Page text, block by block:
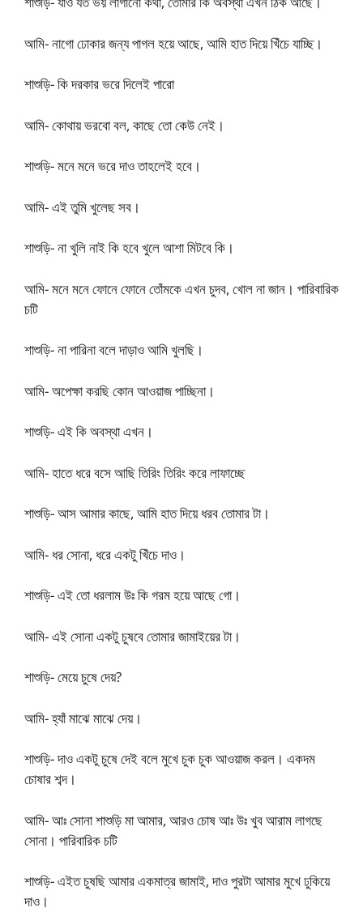
আমি- নাগো ঢোকার জন্য পাগল হয়ে আছে, আমি হাত দিয়ে খিঁচে যাচ্ছি।
শাশুড়ি- কি দরকার ভরে দিলেই পারো
আমি- কোথায় ভরবো বল, কাছে তো কেউ নেই।
শাশুড়ি- মনে মনে ভরে দাও তাহলেই হবে।
আমি- এই তুমি খুলেছ সব।
শাশুড়ি- না খুলি নাই কি হবে খুলে আশা মিটবে কি।
আমি- মনে মনে ফোনে ফোনে তোঁমকে এখন চুদব, খোল না জান। পারিবারিক
চটি
শাশুড়ি- না পারিনা বলে দাড়াও আমি খুলছি।
আমি- অপেক্ষা করছি কোন আওয়াজ পাচ্ছিনা।
শাশুড়ি- এই কি অবস্থা এখন।
আমি- হাতে ধরে বসে আছি তিরিং তিরিং করে লাফাচ্ছে
শাশুড়ি- আস আমার কাছে, আমি হাত দিয়ে ধরব তোমার টা।
আমি- ধর সোনা, ধরে একটু খিঁচে দাও।
শাশুড়ি- এই তো ধরলাম উঃ কি গরম হয়ে আছে গো।
আমি- এই সোনা একটু চুষবে তোমার জামাইয়ের টা।
শাশুড়ি- মেয়ে চুষে দেয়?
আমি- হ্যাঁ মাঝে মাঝে দেয়।
শাশুড়ি- দাও একটু চুষে দেই বলে মুখে চুক চুক আওয়াজ করল। একদম
চোষার শব্দ।
আমি- আঃ সোনা শাশুড়ি মা আমার, আরও চোষ আঃ উঃ খুব আরাম লাগছে
সোনা। পারিবারিক চটি
শাশুড়ি- এইত চুষছি আমার একমাত্র জামাই, দাও পুরটা আমার মুখে ঢুকিয়ে
দাও।